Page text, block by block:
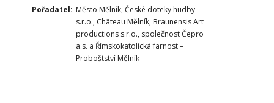
Pořadatel: Město Mělník, České doteky hudby
s.r.o., Chäteau Mělník, Braunensis Art
productions s.r.o., společnost Čepro
a.s. a Římskokatolická farnost –
Proboštství Mělník